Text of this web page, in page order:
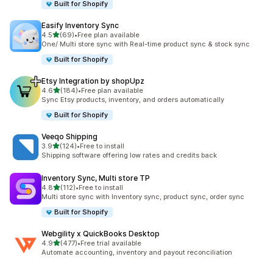
Built for Shopify
Easify Inventory Sync
4.5เต็ม 5 ดาว
(69)
ทั้งหมด 69 รีวิว
•Free plan available
One/ Multi store sync with Real-time product sync & stock sync
Built for Shopify
Etsy Integration by shopUpz
4.6เต็ม 5 ดาว
(184)
ทั้งหมด 184 รีวิว
•Free plan available
Sync Etsy products, inventory, and orders automatically
Built for Shopify
Veeqo Shipping
3.9เต็ม 5 ดาว
(124)
ทั้งหมด 124 รีวิว
•Free to install
Shipping software offering low rates and credits back
Inventory Sync, Multi store TP
4.8เต็ม 5 ดาว
(112)
ทั้งหมด 112 รีวิว
•Free to install
Multi store sync with Inventory sync, product sync, order sync
Built for Shopify
Webgility x QuickBooks Desktop
4.9เต็ม 5 ดาว
(477)
ทั้งหมด 477 รีวิว
•Free trial available
Automate accounting, inventory and payout reconciliation